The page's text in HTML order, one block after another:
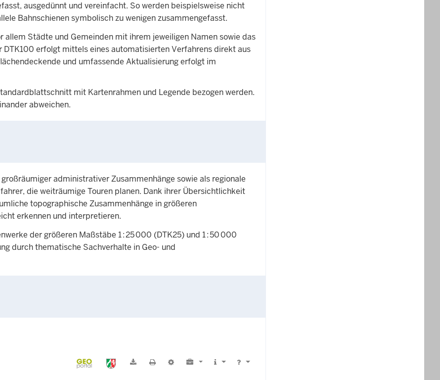
ausgedünnt und vereinfacht. So werden beispielsweise nicht
Bahnschienen symbolisch zu wenigen zusammengefasst.
Städte und Gemeinden mit ihrem jeweiligen Namen sowie das
DTK100 erfolgt mittels eines automatisierten Verfahrens direkt aus
und umfassende Aktualisierung erfolgt im
mit Kartenrahmen und Legende bezogen werden.
abweichen.
administrativer Zusammenhänge sowie als regionale
die weiträumige Touren planen. Dank ihrer Übersichtlichkeit
topographische Zusammenhänge in größeren
erkennen und interpretieren.
der größeren Maßstäbe 1 : 25 000 (DTK25) und 1 : 50 000
durch thematische Sachverhalte in Geo- und